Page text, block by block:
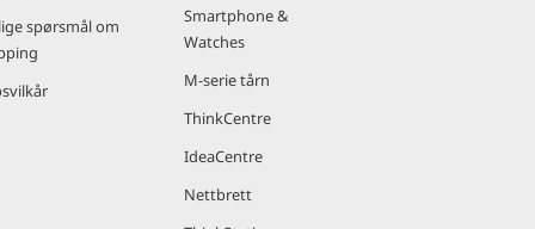
Intel ®
på en
spørsmål om
Smartphone &
Watches
M-serie tårn
ThinkCentre
IdeaCentre
Nettbrett